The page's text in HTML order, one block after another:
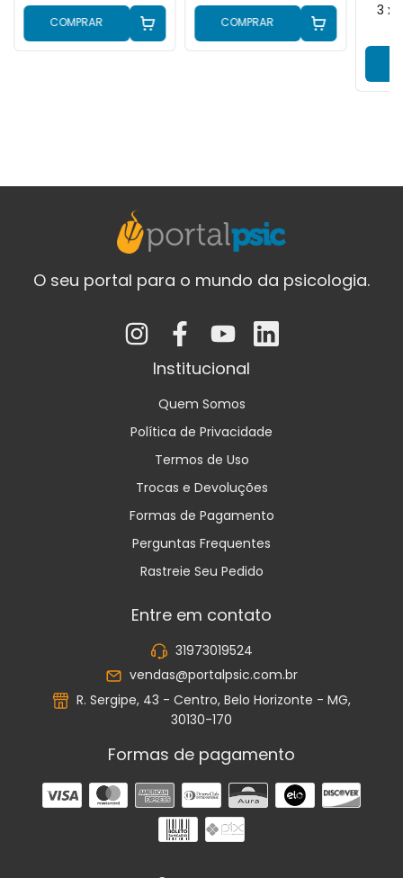
COMPRAR COMPRAR
3 x
O seu portal para o mundo da psicologia.
Institucional
Quem Somos
Política de Privacidade
Termos de Uso
Trocas e Devoluções
Formas de Pagamento
Perguntas Frequentes
Rastreie Seu Pedido
Entre em contato
31973019524
vendas@portalpsic.com.br
R. Sergipe, 43 - Centro, Belo Horizonte - MG,
30130-170
Formas de pagamento